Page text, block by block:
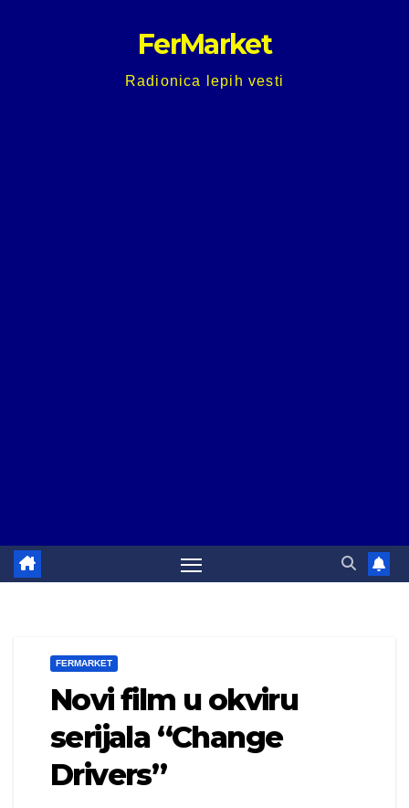
FerMarket
Radionica lepih vesti
FERMARKET
Novi film u okviru
serijala “Change
Drivers”